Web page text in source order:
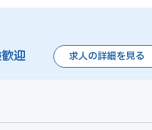
迎 求人の詳細を見る